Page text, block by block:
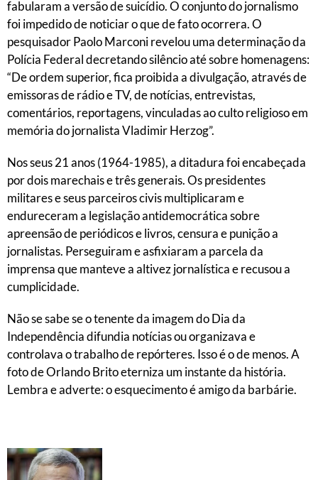
fabularam a versão de suicídio. O conjunto do jornalismo
foi impedido de noticiar o que de fato ocorrera. O
pesquisador Paolo Marconi revelou uma determinação da
Polícia Federal decretando silêncio até sobre homenagens:
“De ordem superior, fica proibida a divulgação, através de
emissoras de rádio e TV, de notícias, entrevistas,
comentários, reportagens, vinculadas ao culto religioso em
memória do jornalista Vladimir Herzog”.
Nos seus 21 anos (1964-1985), a ditadura foi encabeçada
por dois marechais e três generais. Os presidentes
militares e seus parceiros civis multiplicaram e
endureceram a legislação antidemocrática sobre
apreensão de periódicos e livros, censura e punição a
jornalistas. Perseguiram e asfixiaram a parcela da
imprensa que manteve a altivez jornalística e recusou a
cumplicidade.
Não se sabe se o tenente da imagem do Dia da
Independência difundia notícias ou organizava e
controlava o trabalho de repórteres. Isso é o de menos. A
foto de Orlando Brito eterniza um instante da história.
Lembra e adverte: o esquecimento é amigo da barbárie.